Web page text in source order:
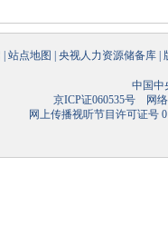
站点地图 央视人力资源储备库
中国中
京ICP证060535号网络
网上传播视听节目许可证号